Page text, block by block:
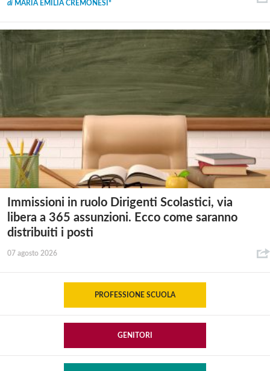
di MARIA EMILIA CREMONESI*
Immissioni in ruolo Dirigenti Scolastici, via
libera a 365 assunzioni. Ecco come saranno
distribuiti i posti
07 agosto 2026
PROFESSIONE SCUOLA
GENITORI